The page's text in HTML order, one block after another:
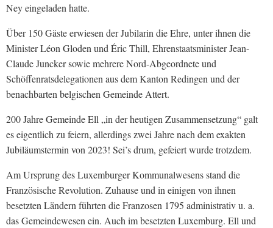
Ney eingeladen hatte.
Über 150 Gäste erwiesen der Jubilarin die Ehre, unter ihnen die
Minister Léon Gloden und Éric Thill, Ehrenstaatsminister Jean-
Claude Juncker sowie mehrere Nord-Abgeordnete und
Schöffenratsdelegationen aus dem Kanton Redingen und der
benachbarten belgischen Gemeinde Attert.
200 Jahre Gemeinde Ell „in der heutigen Zusammensetzung“ galt
es eigentlich zu feiern, allerdings zwei Jahre nach dem exakten
Jubiläumstermin von 2023! Sei’s drum, gefeiert wurde trotzdem.
Am Ursprung des Luxemburger Kommunalwesens stand die
Französische Revolution. Zuhause und in einigen von ihnen
besetzten Ländern führten die Franzosen 1795 administrativ u. a.
das Gemeindewesen ein. Auch im besetzten Luxemburg. Ell und